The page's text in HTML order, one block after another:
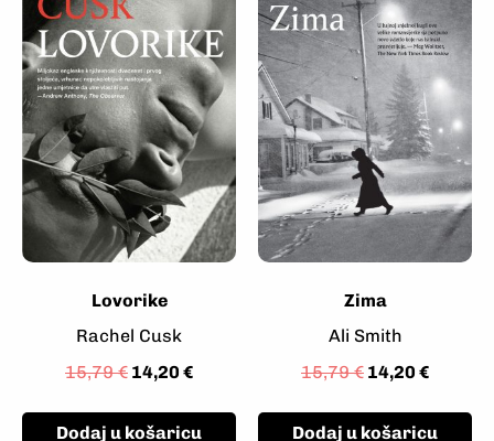
Lovorike
Rachel Cusk
15,79€ 14,20 €
Dodaj u košaricu
Zima
Ali Smith
15,79€ 14,20 €
Dodaj u košaricu